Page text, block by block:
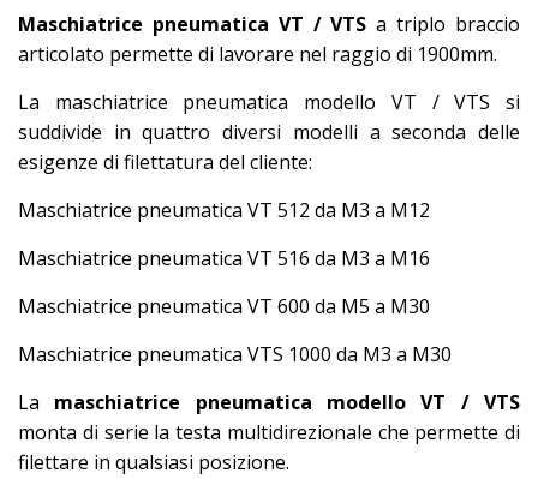
Maschiatrice pneumatica VT / VTSa triplo braccio
articolato permette di lavorare nel raggio di 1900mm.
La maschiatrice pneumatica modello VT / VTS si
suddivide in quattro diversi modelli a seconda delle
esigenze di filettatura del cliente:
Maschiatrice pneumatica VT 512 da M3 a M12
Maschiatrice pneumatica VT 516 da M3 a M16
Maschiatrice pneumatica VT 600 da M5 a M30
Maschiatrice pneumatica VTS 1000 da M3 a M30
La maschiatrice pneumatica modello VT / VTS
monta di serie la testa multidirezionale che permette di
filettare in qualsiasi posizione.